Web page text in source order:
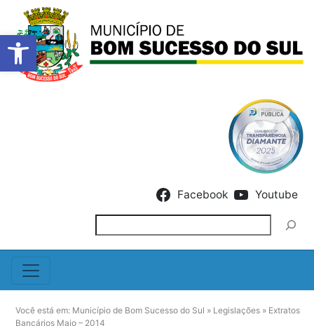
Barra de Ferramentas
Facebook Youtube
Você está em: Município de Bom Sucesso do Sul » Legislações » Extratos
Bancários Maio – 2014